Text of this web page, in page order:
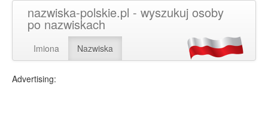
nazwiska-polskie.pl - wyszukuj osoby
po nazwiskach
Imiona Nazwiska
Advertising: